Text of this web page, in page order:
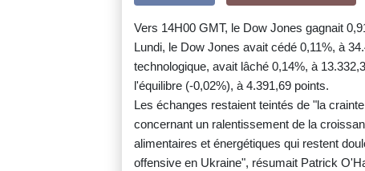
Vers 14H00 GMT, le Dow Jones gagnait
Lundi, le Dow Jones avait cédé 0,11%, à
technologique, avait lâché 0,14%, à
l'équilibre (-0,02%), à 4.391,69 points.
Les échanges restaient teintés de "la
concernant un ralentissement de la
alimentaires et énergétiques qui restent
offensive en Ukraine", résumait Patrick